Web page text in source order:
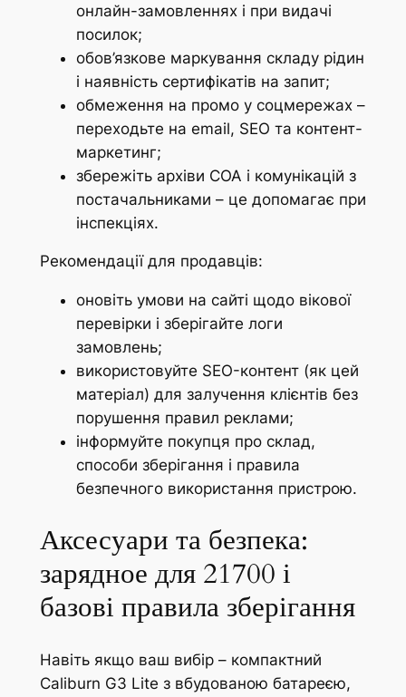
онлайн-замовленнях і при видачі
посилок;
обов’язкове маркування складу рідин
і наявність сертифікатів на запит;
обмеження на промо у соцмережах –
переходьте на email, SEO та контент-
маркетинг;
збережіть архіви COA і комунікацій з
постачальниками – це допомагає при
інспекціях.
Рекомендації для продавців:
оновіть умови на сайті щодо вікової
перевірки і зберігайте логи
замовлень;
використовуйте SEO-контент (як цей
матеріал) для залучення клієнтів без
порушення правил реклами;
інформуйте покупця про склад,
способи зберігання і правила
безпечного використання пристрою.
Аксесуари та безпека:
зарядное для 21700 і
базові правила зберігання
Навіть якщо ваш вибір – компактний
Caliburn G3 Lite з вбудованою батареєю,